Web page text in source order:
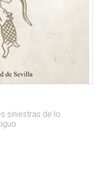
siniestras de lo